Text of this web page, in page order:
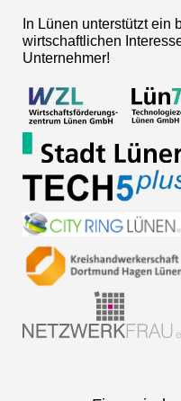
In Lünen unterstützt ein
wirtschaftlichen
Unternehmer!